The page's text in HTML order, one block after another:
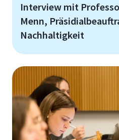
Interview mit
Menn,
Nachhaltigkeit